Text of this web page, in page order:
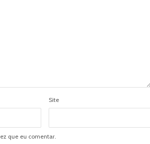
Site
que eu comentar.